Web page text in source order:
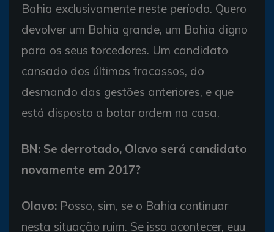
Bahia exclusivamente neste período. Quero
devolver um Bahia grande, um Bahia digno
para os seus torcedores. Um candidato
cansado dos últimos fracassos, do
desmando das gestões anteriores, e que
está disposto a botar ordem na casa.
BN: Se derrotado, Olavo será candidato
novamente em 2017?
Olavo: Posso, sim, se o Bahia continuar
nesta situação ruim. Se isso acontecer, euu